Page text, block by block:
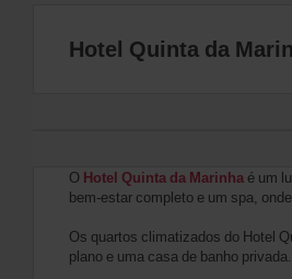
Hotel Quinta da
O Hotel Quinta da Marinha é um
bem-estar completo e um spa,
Os quartos climatizados do Hotel
plano e uma casa de banho privada.